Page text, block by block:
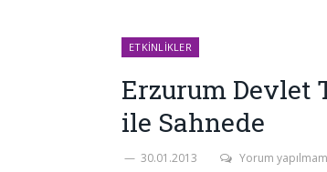
ETKINLIKLER
Erzurum Devlet
ile Sahnede
30.01.2013 Yorum